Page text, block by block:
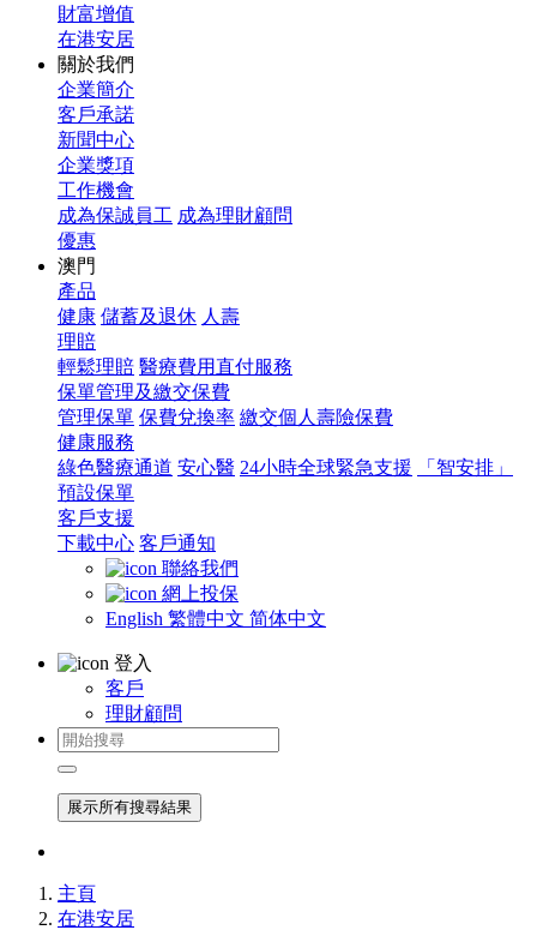
財富增值
在港安居
關於我們
企業簡介
客戶承諾
新聞中心
企業獎項
工作機會
成為保誠員工 成為理財顧問
優惠
澳門
產品
健康 儲蓄及退休 人壽
理賠
輕鬆理賠 醫療費用直付服務
保單管理及繳交保費
管理保單 保費兌換率 繳交個人壽險保費
健康服務
綠色醫療通道 安心醫 24小時全球緊急支援
「智安排」
預設保單
客戶支援
下載中心 客戶通知
聯絡我們
網上投保
English 繁體中文 简体中文
登入
客戶
理財顧問
展示所有搜尋結果
主頁
在港安居